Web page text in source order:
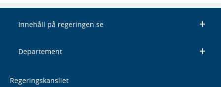
Innehåll på regeringen.se
Departement
Regeringskansliet